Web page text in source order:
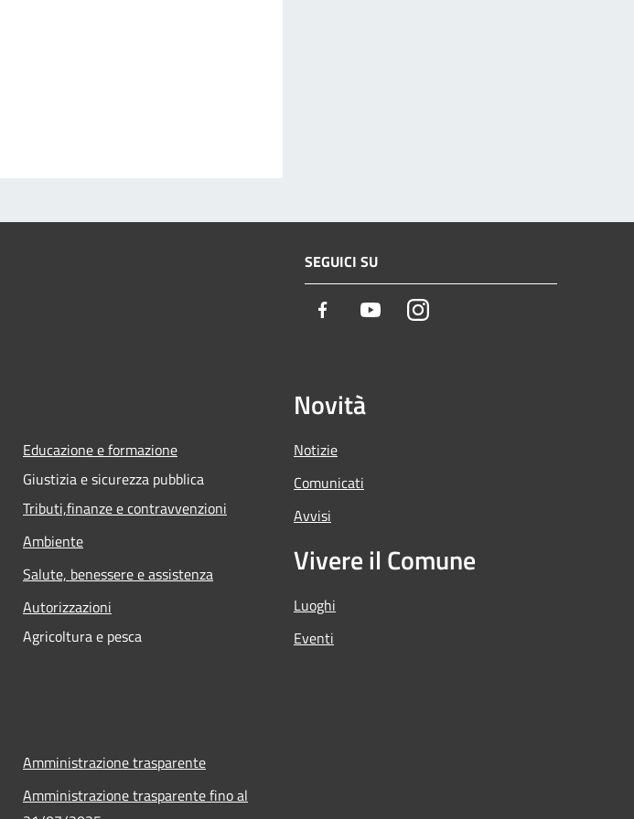
SEGUICI SU
Facebook YoutubeInstagram
Educazione e formazione
Giustizia e sicurezza pubblica
Tributi,finanze e contravvenzioni
Ambiente
Salute, benessere e assistenza
Autorizzazioni
Agricoltura e pesca
Novità
Notizie
Comunicati
Avvisi
Vivere il Comune
Luoghi
Eventi
Amministrazione trasparente
Amministrazione trasparente fino al